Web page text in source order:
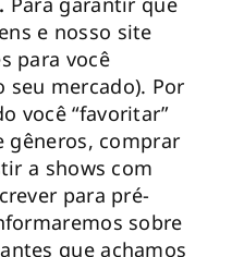
e nosso site
para você
seu mercado). Por
você “favoritar”
gêneros, comprar
a shows com
para pré-
sobre
que achamos